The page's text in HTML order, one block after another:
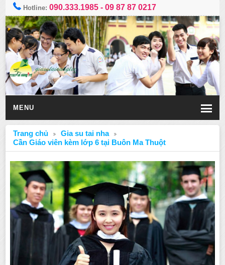
Hotline:090.333.1985 -09 87 87 0217
MENU
Trang chủ
Gia su tai nha
Cần Giáo viên kèm lớp 6 tại Buôn Ma Thuột